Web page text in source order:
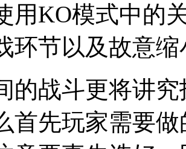
用KO模式中的
环节以及故意
的战斗更将讲
首先玩家需要